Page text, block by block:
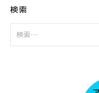
ブ
検索
索: